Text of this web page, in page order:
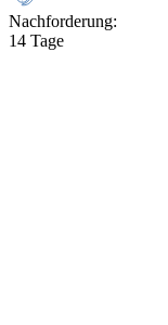
Nachforderung:
14 Tage